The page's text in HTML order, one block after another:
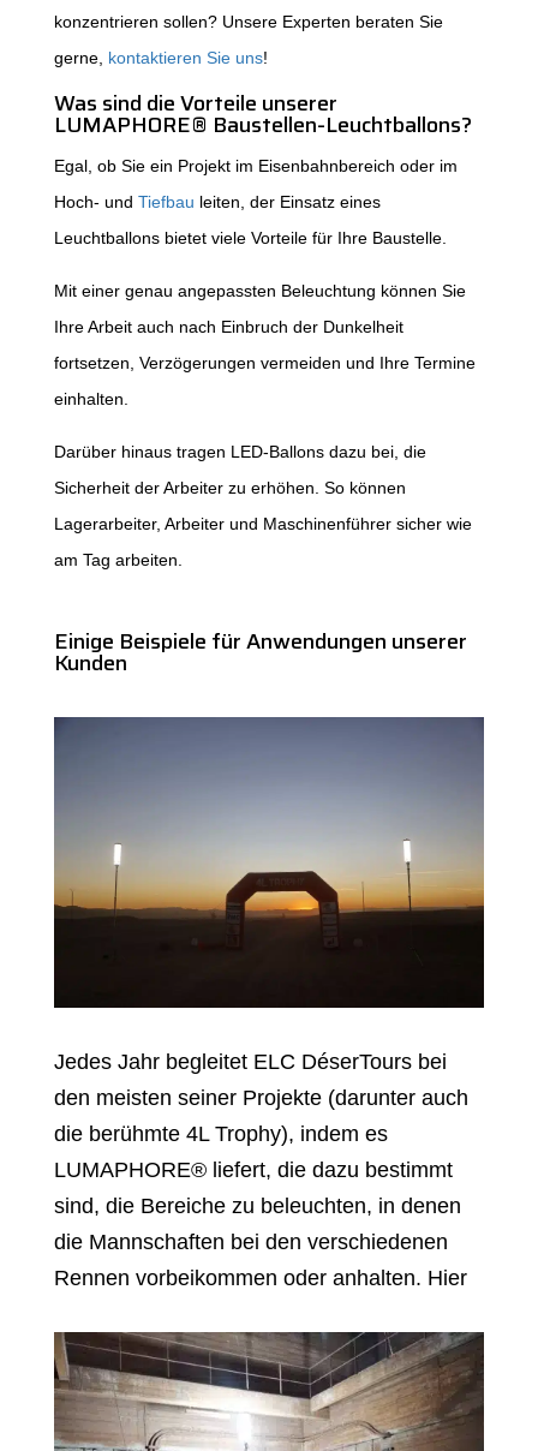
konzentrieren sollen? Unsere Experten beraten Sie
gerne, kontaktieren Sie uns!
Was sind die Vorteile unserer
LUMAPHORE® Baustellen-Leuchtballons?
Egal, ob Sie ein Projekt im Eisenbahnbereich oder im
Hoch- und Tiefbau leiten, der Einsatz eines
Leuchtballons bietet viele Vorteile für Ihre Baustelle.
Mit einer genau angepassten Beleuchtung können Sie
Ihre Arbeit auch nach Einbruch der Dunkelheit
fortsetzen, Verzögerungen vermeiden und Ihre Termine
einhalten.
Darüber hinaus tragen LED-Ballons dazu bei, die
Sicherheit der Arbeiter zu erhöhen. So können
Lagerarbeiter, Arbeiter und Maschinenführer sicher wie
am Tag arbeiten.
Einige Beispiele für Anwendungen unserer
Kunden
Jedes Jahr begleitet ELC DéserTours bei
den meisten seiner Projekte (darunter auch
die berühmte 4L Trophy), indem es
LUMAPHORE® liefert, die dazu bestimmt
sind, die Bereiche zu beleuchten, in denen
die Mannschaften bei den verschiedenen
Rennen vorbeikommen oder anhalten. Hier